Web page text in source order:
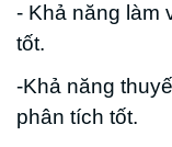
- Khả năng làm
tốt.
-Khả năng
phân tích tốt.